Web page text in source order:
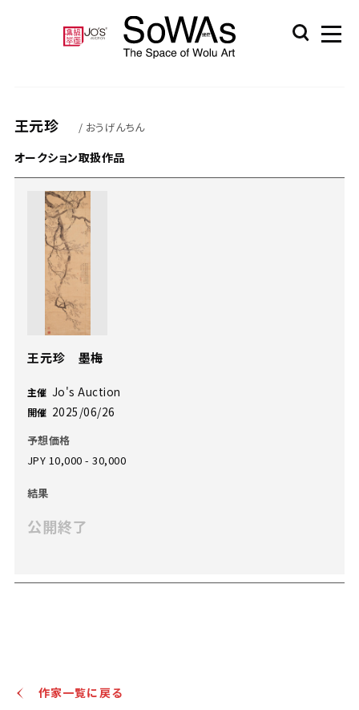
王元珍 / おうげんちん
オークション取扱作品
王元珍 墨梅
主催 Jo's Auction
開催 2025/06/26
予想価格
JPY 10,000 - 30,000
結果
公開終了
作家一覧に戻る